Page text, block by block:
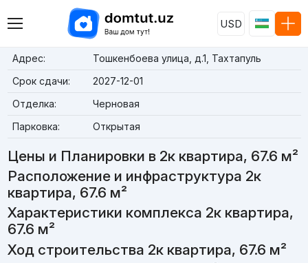
USD
Адрес:
Тошкенбоева улица, д.1, Тахтапуль
Срок сдачи:
2027-12-01
Отделка:
Черновая
Парковка:
Открытая
Цены и Планировки в 2к квартира, 67.6 м²
Расположение и инфраструктура 2к
квартира, 67.6 м²
Характеристики комплекса 2к квартира,
67.6 м²
Ход строительства 2к квартира, 67.6 м²